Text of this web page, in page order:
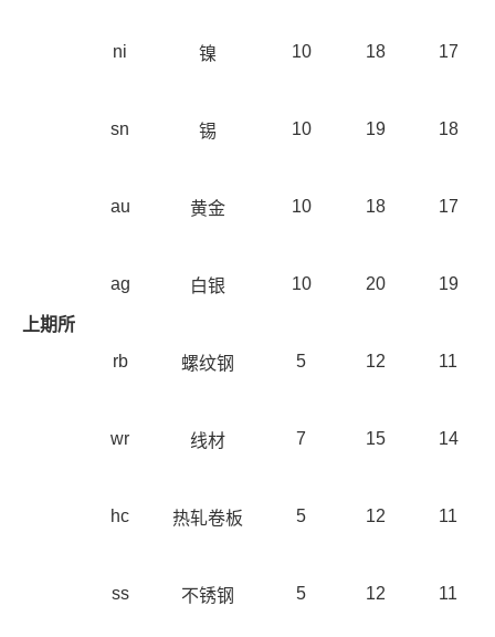
上期所
ni 镍 10 18 17
sn 锡 10 19 18
au 黄金 10 18 17
ag 白银 10 20 19
rb 螺纹钢 5 12 11
wr 线材 7 15 14
hc 热轧卷板 5 12 11
ss 不锈钢 5 12 11